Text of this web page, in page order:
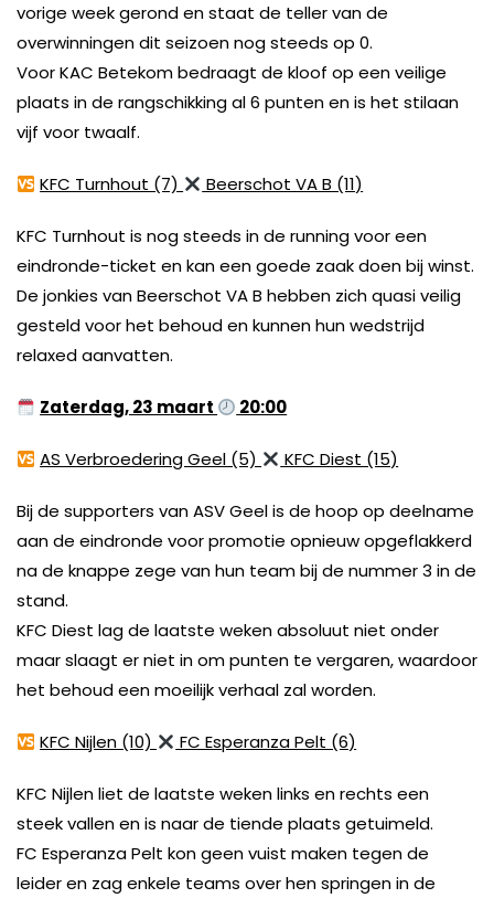
vorige week gerond en staat de teller van de
overwinningen dit seizoen nog steeds op 0.
Voor KAC Betekom bedraagt de kloof op een veilige
plaats in de rangschikking al 6 punten en is het stilaan
vijf voor twaalf.
KFC Turnhout (7) Beerschot VA B (11)
KFC Turnhout is nog steeds in de running voor een
eindronde-ticket en kan een goede zaak doen bij winst.
De jonkies van Beerschot VA B hebben zich quasi veilig
gesteld voor het behoud en kunnen hun wedstrijd
relaxed aanvatten.
Zaterdag, 23 maart 20:00
AS Verbroedering Geel (5) KFC Diest (15)
Bij de supporters van ASV Geel is de hoop op deelname
aan de eindronde voor promotie opnieuw opgeflakkerd
na de knappe zege van hun team bij de nummer 3 in de
stand.
KFC Diest lag de laatste weken absoluut niet onder
maar slaagt er niet in om punten te vergaren, waardoor
het behoud een moeilijk verhaal zal worden.
KFC Nijlen (10) FC Esperanza Pelt (6)
KFC Nijlen liet de laatste weken links en rechts een
steek vallen en is naar de tiende plaats getuimeld.
FC Esperanza Pelt kon geen vuist maken tegen de
leider en zag enkele teams over hen springen in de